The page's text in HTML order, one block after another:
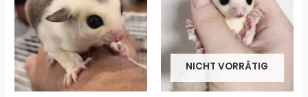
NICHT VORRÄTIG